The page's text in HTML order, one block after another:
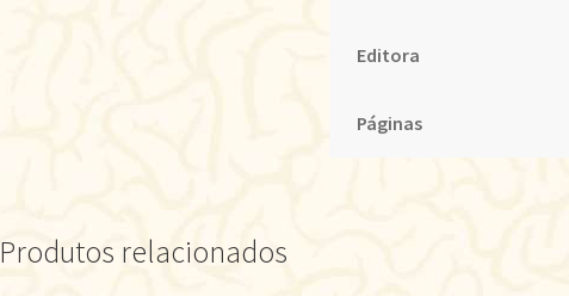
Editora
Páginas
Produtos relacionados